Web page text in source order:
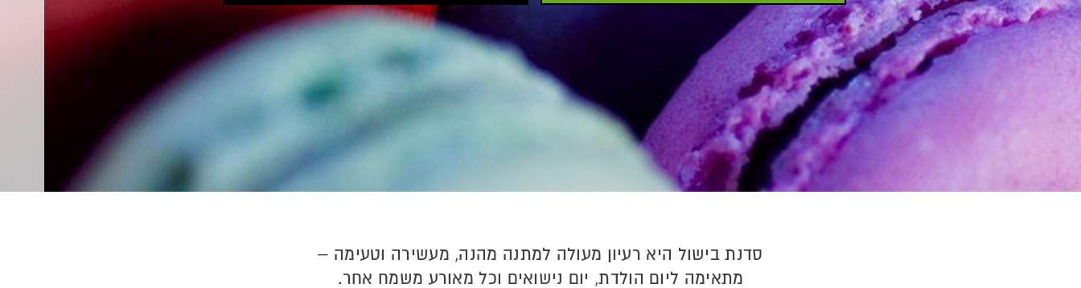
סדנת בישול היא רעיון מעולה למתנה מהנה, מעשירה וטעימה –
מתאימה ליום הולדת, יום נישואים וכל מאורע משמח אחר.